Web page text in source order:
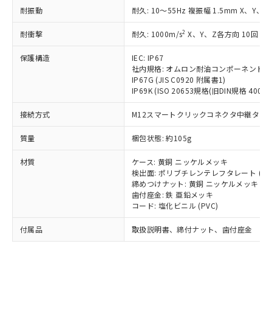
耐振動 耐久: 10～55Hz 複振幅 1.5mm X、Y、Z
耐衝撃 耐久: 1000m/s2 X、Y、Z各方向 10回
保護構造
IEC: IP67
社内規格: オムロン耐油コンポーネント
IP67G (JIS C0920 附属書1)
IP69K (ISO 20653規格(旧DIN規格
接続方式 M12スマートクリックコネクタ中継タイ
質量 梱包状態: 約105g
材質
ケース: 黄銅 ニッケルメッキ
検出面: ポリブチレンテレフタレート
締めつけナット: 黄銅 ニッケルメッキ
歯付座金: 鉄 亜鉛メッキ
コード: 塩化ビニル (PVC)
付属品 取扱説明書、締付ナット、歯付座金
記載している更新日時点での社内デー
タに基づき作成されるものであり、閲
覧された時点での実際の在庫および標
準価格とは異なる場合があることをご
了承ください。
正式な納期状況および標準価格はお客
様のお取引先、またはお客様担当のオ
ムロン制御機器販売店・当社販売員に
ご相談ください。
オムロン制御機器販売店や当社販売拠
販売ネットワーク
」をご確認
在庫状況および標準価格結果を当社の
事前の承諾なく第三者に漏洩または開
示しないようお願いします。
マイパーツ機能（部品リスト作成サー
ビス）をご利用いただくには、I-Web
メンバーズにご登録されている必要が
あります。
六価クロム(Cr(Ⅵ)) 1000ppm以下、ポリ臭化ビフェニル
類(PBB) 1000ppm以下、ポリ臭化ジフェニルエーテル類
(PBDE) 1000ppm以下、フタル酸ビス(2-エチルヘキシ
ル) (DEHP)(別名：DOP) 1000ppm以下、フタル酸ブチ
ルベンジル（BBP） 1000ppm以下、フタル酸ジブチル
（DBP） 1000ppm以下、フタル酸ジイソブチル
適用除外項目は除く。
フタル酸エステル類の４物質については閾値を超える意
図的な使用がないことを確認しています。
部品在庫の切り替え状況などにより、予定
月が前後することがあります。
*中国RoHS10物質の基準値 (GB/T26572)：
Pb(鉛) :1000ppm、 Hg(水銀) : 1000ppm、 Cd(カドミウ
Cr(Ⅵ)(六価クロム) : 1000ppm、 PBBs(ポリ臭化ビフェ
ニル類) : 1000ppm、 PBDEs(ポリ臭化ジフェニルエーテ
DBP(フタル酸ジブチル) : 1000ppm、 DIBP(フタル酸ジ
イソブチル) : 1000ppm、 BBP(フタル酸ブチルベンジ
DEHP(フタル酸ビス(2-エチルヘキシル)) : 1000ppm
※2 環境保護使用期限
「ｅ」：有害物質（10物質）のすべてが基
準値以下であることを示します。
「10」：通常の使用状況下において有害物
質が外部に漏えいし、環境に深刻な影響を
及ぼさない年数を意味します。
「－」：未確認です。当社販売部門へお問
（以下｢規制貨物等」という）を輸出
または国外への提供する場合は、日本
国政府の輸出許可(または役務取引許
可)を取得するなどの必要な手続きを
当社は規制貨物を破棄する場合は、完
全に破砕するなど、違法に輸出されな
いよう必要な手段を講じます。
当社は貴社製品を、核兵器、ミサイ
武器並びにこれらの製造装置等に一切
使用いたしません。
当社は、貴社製品を第三者に販売する
場合は、上記1、2および3の内容を当
該第三者に通知します。また当社は、
販売先および販売に係わる関係者が違
法に輸出するおそれがある場合は、取
り引きをいたしません。
一定数以上の在庫あり
一定数には満たないが在庫あり
在庫なし(最新の在庫状況につ
いては、お客様のお取引先、ま
たはお客様担当のオムロン制御
機器販売店・当社販売員にご確
認ください)
受注生産機種、また在庫状況の
情報を公開していない機種